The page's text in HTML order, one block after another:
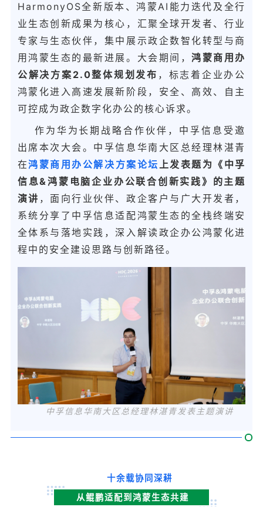
HarmonyOS全新版本、鸿蒙AI能力迭代及全行
业生态创新成果为核心，汇聚全球开发者、行业
专家与生态伙伴，集中展示政企数智化转型与商
用鸿蒙生态的最新进展。大会期间，鸿蒙商用办
公解决方案2.0整体规划发布 ， 标志着企业办公
鸿蒙化进入高速发展新阶段，安全、高效、自主
可控成为政企数字化办公的核心诉求。
作为华为长期战略合作伙伴，中孚信息受邀
出席本次大会。中孚信息华南大区总经理林湛青
在鸿蒙商用办公解决方案论坛上发表题为《中孚
信息&鸿蒙电脑企业办公联合创新实践》的主题
演讲 ，面向行业伙伴、政企客户与广大开发者，
系统分享了中孚信息适配鸿蒙生态的全栈终端安
全体系与落地实践，深入解读政企办公鸿蒙化进
程中的安全建设思路与创新路径。
中孚信息华南大区总经理林湛青发表主题演讲
十余载协同深耕
从鲲鹏适配到鸿蒙生态共建